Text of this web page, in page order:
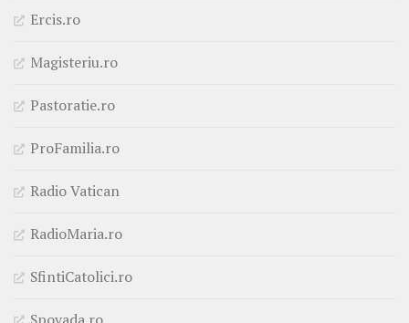
Ercis.ro
Magisteriu.ro
Pastoratie.ro
ProFamilia.ro
Radio Vatican
RadioMaria.ro
SfintiCatolici.ro